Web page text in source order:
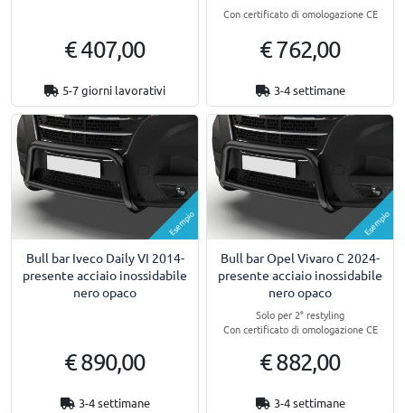
€ 407,00
5-7 giorni lavorativi
Con certificato di omologazione CE
€ 762,00
3-4 settimane
Esempio
Bull bar Iveco Daily VI 2014-
presente acciaio inossidabile
nero opaco
€ 890,00
3-4 settimane
Esempio
Bull bar Opel Vivaro C 2024-
presente acciaio inossidabile
nero opaco
Solo per 2° restyling
Con certificato di omologazione CE
€ 882,00
3-4 settimane